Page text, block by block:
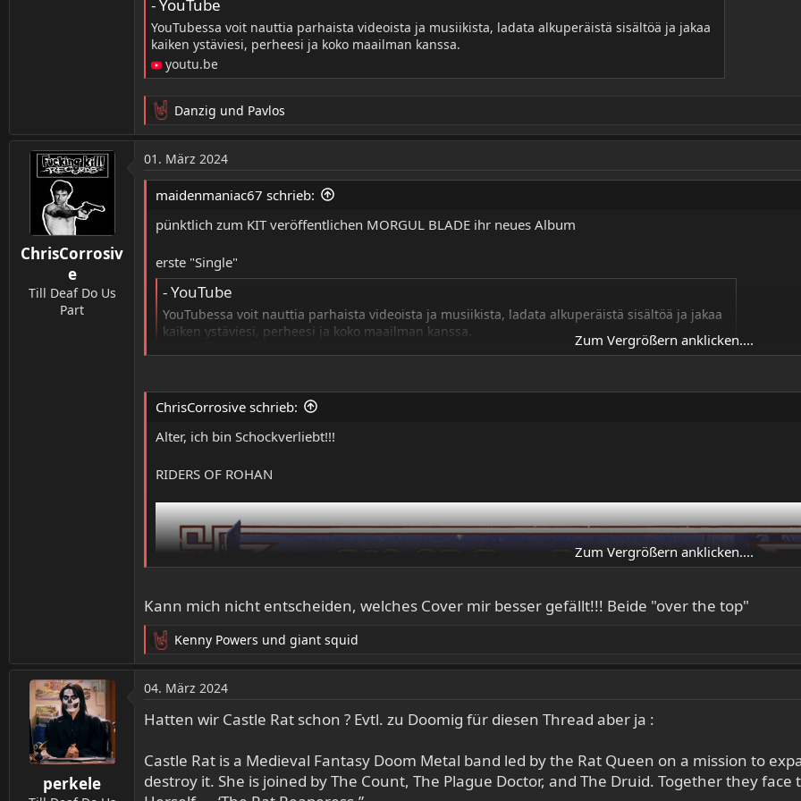
- YouTube
YouTubessa voit nauttia parhaista videoista ja musiikista, ladata alkuperäistä sisältöä ja jakaa
kaiken ystäviesi, perheesi ja koko maailman kanssa.
youtu.be
R
e
a
k
t
o
n
n
Danzig und Pavlos
ChrisCorrosiv
e
Till Deaf Do Us
Part
01. März 2024
maidenmaniac67 schrieb:
pünktlich zum KIT veröffentlichen MORGUL BLADE ihr neues Album
erste "Single"
- YouTube
YouTubessa voit nauttia parhaista videoista ja musiikista, ladata alkuperäistä sisältöä ja jakaa
kaiken ystäviesi, perheesi ja koko maailman kanssa.
www.youtube.com
Zum Vergrößern anklicken....
ChrisCorrosive schrieb:
Alter, ich bin Schockverliebt!!!
RIDERS OF ROHAN
Zum Vergrößern anklicken....
Kann mich nicht entscheiden, welches Cover mir besser gefällt!!! Beide "over the top"
R
e
a
k
t
n
e
Kenny Powers und giant squid
perkele
04. März 2024
Hatten wir Castle Rat schon ? Evtl. zu Doomig für diesen Thread aber ja :
Castle Rat is a Medieval Fantasy Doom Metal band led by the Rat Queen on a mission to
destroy it. She is joined by The Count, The Plague Doctor, and The Druid. Together they